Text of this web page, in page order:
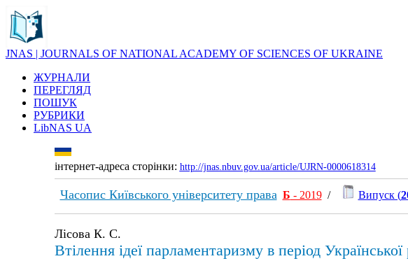
JNAS | JOURNALS OF NATIONAL ACADEMY OF SCIENCES OF UKRAINE
ЖУРНАЛИ
ПЕРЕГЛЯД
ПОШУК
РУБРИКИ
LibNAS UA
інтернет-адреса сторінки: http://jnas.nbuv.gov.ua/article/UJRN-0000618314
Часопис Київського університету права Б - 2019/ Випуск (
Лісова К. С.
Втілення ідеї парламентаризму в період